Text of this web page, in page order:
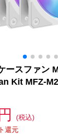
ースファン
Kit MFZ-
(税込)
還元